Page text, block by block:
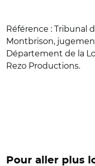
Référence : Tribunal
Montbrison,
Département de la
Rezo Productions.
Pour aller plus